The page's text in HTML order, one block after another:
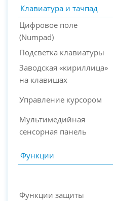
Клавиатура и тачпад
Цифровое поле
(Numpad)
Подсветка клавиатуры
Заводская «кириллица»
на клавишах
Управление курсором
Мультимедийная
сенсорная панель
Функции
Функции защиты